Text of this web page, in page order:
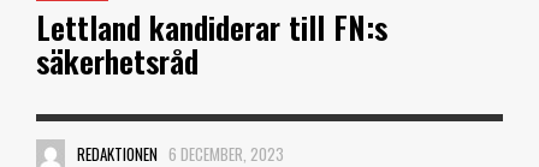
Lettland kandiderar till FN:s
säkerhetsråd
REDAKTIONEN 6 DECEMBER, 2023